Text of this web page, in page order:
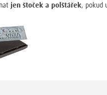
jen štoček a polštářek, pokud